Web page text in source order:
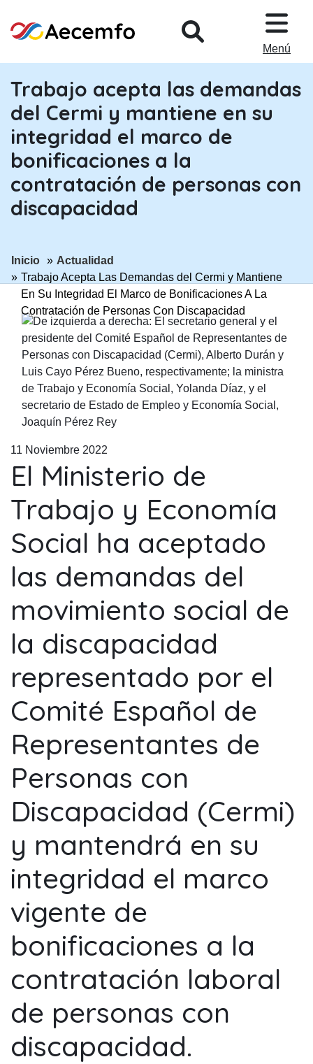
Menú
Trabajo acepta las demandas
del Cermi y mantiene en su
integridad el marco de
bonificaciones a la
contratación de personas con
discapacidad
ir a página:
Inicio ir a página:
Actualidad
Trabajo Acepta Las Demandas del Cermi y Mantiene
En Su Integridad El Marco de Bonificaciones A La
Contratación de Personas Con Discapacidad
11 Noviembre 2022
El Ministerio de
Trabajo y Economía
Social ha aceptado
las demandas del
movimiento social de
la discapacidad
representado por el
Comité Español de
Representantes de
Personas con
Discapacidad (Cermi)
y mantendrá en su
integridad el marco
vigente de
bonificaciones a la
contratación laboral
de personas con
discapacidad.